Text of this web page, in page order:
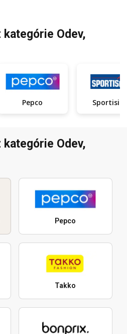
Odev,
Pepco
Odev,
Pepco
Takko